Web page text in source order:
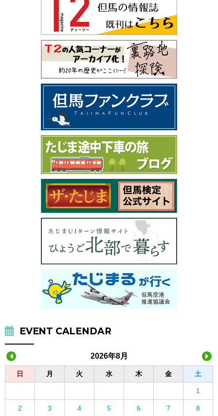
EVENT CALENDAR
2026年8月
日 月 火 水 木 金 土
1
2 3 4 5 6 7 8